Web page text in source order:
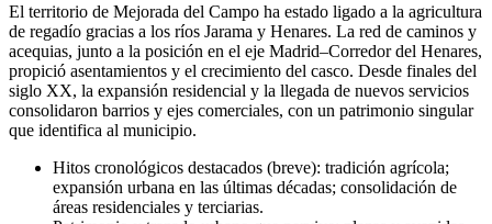
El territorio de Mejorada del Campo ha estado ligado a la agricultura
de regadío gracias a los ríos Jarama y Henares. La red de caminos y
acequias, junto a la posición en el eje Madrid–Corredor del Henares,
propició asentamientos y el crecimiento del casco. Desde finales del
siglo XX, la expansión residencial y la llegada de nuevos servicios
consolidaron barrios y ejes comerciales, con un patrimonio singular
que identifica al municipio.
Hitos cronológicos destacados (breve): tradición agrícola;
expansión urbana en las últimas décadas; consolidación de
áreas residenciales y terciarias.